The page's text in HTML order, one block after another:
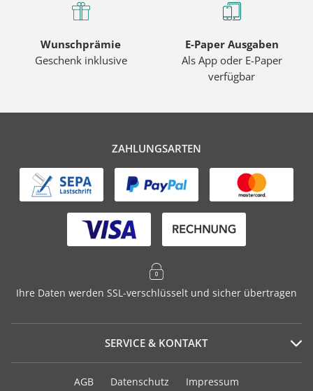
Wunschprämie
Geschenk inklusive
E-Paper Ausgaben
Als App oder E-Paper
verfügbar
ZAHLUNGSARTEN
Ihre Daten werden SSL-verschlüsselt und sicher übertragen
SERVICE & KONTAKT
Serviceportal
AGB Datenschutz Impressum